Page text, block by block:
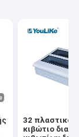
32 πλαστικό
κιβώτιο